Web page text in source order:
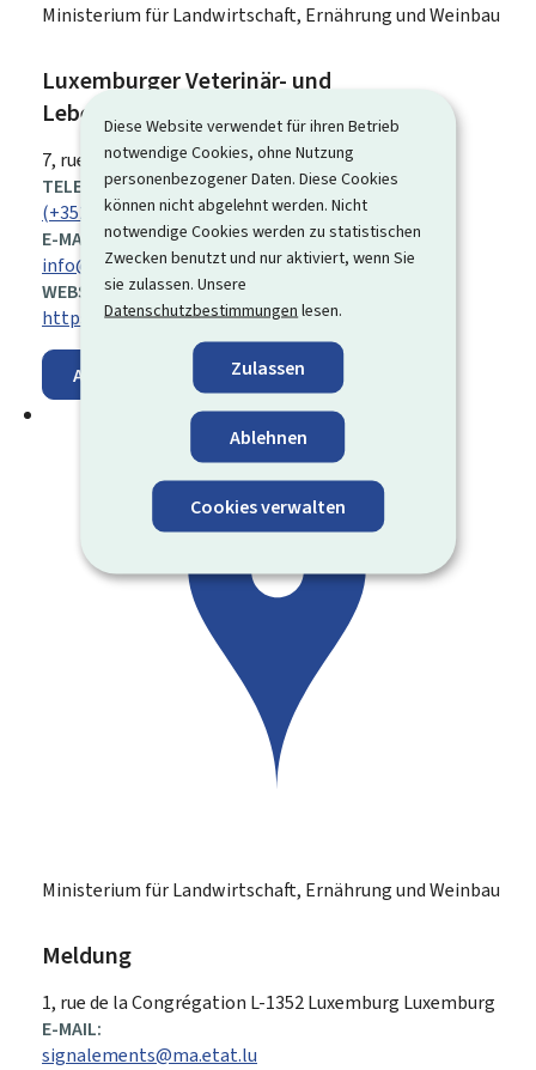
Diese Website verwendet für ihren Betrieb
notwendige Cookies, ohne Nutzung
personenbezogener Daten. Diese Cookies
können nicht abgelehnt werden. Nicht
notwendige Cookies werden zu statistischen
Zwecken benutzt und nur aktiviert, wenn Sie
sie zulassen. Unsere
Datenschutzbestimmungen lesen.
Zulassen
Ablehnen
Cookies verwalten
Ministerium für Landwirtschaft, Ernährung und Weinbau
Luxemburger Veterinär- und
Lebensmittelverwaltung (ALVA)
ADRESSE:
7, rue Thomas EdisonL- 1445Strassen
TELEFON:
(+352) 24 78 25 39
E-MAIL:
info@alva.etat.lu
WEBSITE:
https://agriculture.public.lu
Auf der Karte anzeigen
Ministerium für Landwirtschaft, Ernährung und Weinbau
Meldung
ADRESSE:
1, rue de la Congrégation L-1352Luxemburg Luxemburg
E-MAIL:
signalements@ma.etat.lu